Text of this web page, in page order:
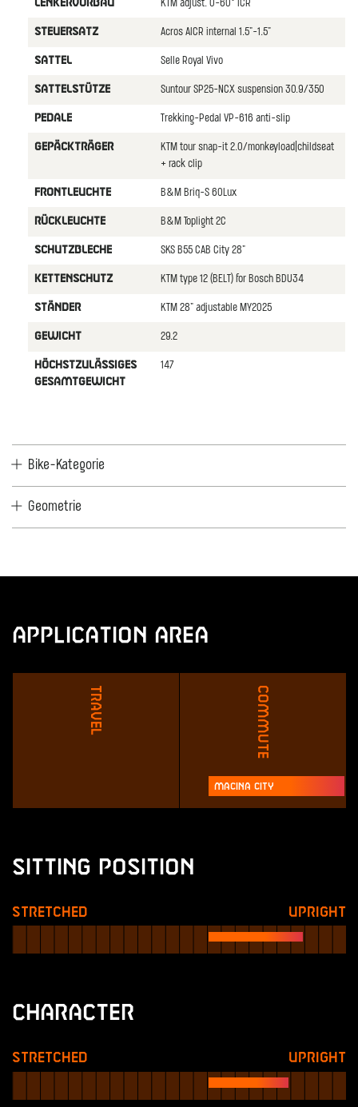
LENKERVORBAU KTM adjust. 0-60° ICR
STEUERSATZ Acros AICR internal 1.5"-1.5"
SATTEL Selle Royal Vivo
SATTELSTüTZE Suntour SP25-NCX suspension 30.9/350
PEDALE Trekking-Pedal VP-616 anti-slip
GEPäCKTRäGER
KTM tour snap-it 2.0/monkeyload|childseat
+ rack clip
FRONTLEUCHTE B&M Briq-S 60Lux
RüCKLEUCHTE B&M Toplight 2C
SCHUTZBLECHE SKS B55 CAB City 28"
KETTENSCHUTZ KTM type 12 (BELT) for Bosch BDU34
STäNDER KTM 28" adjustable MY2025
GEWICHT 29.2
HöCHSTZULäSSIGES
GESAMTGEWICHT
147
Bike-Kategorie
Geometrie
Application Area
Travel Commute
Macina City
Sitting Position
Stretched Upright
Character
Stretched Upright